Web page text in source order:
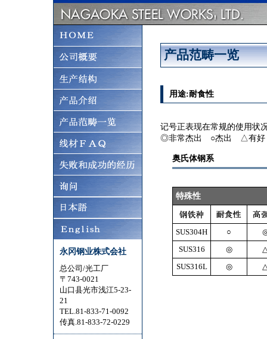
永冈钢业株式会社
总公司/光工厂
〒743-0021
山口县光市浅江5-23-
21
TEL.81-833-71-0092
传真.81-833-72-0229
产品范畴一览
用途:耐食性
记号正表现在常规的使用状
◎非常杰出 ○杰出 △有好
奥氏体钢系
特殊性
SUS304H ○
SUS316
◎
SUS316L
◎